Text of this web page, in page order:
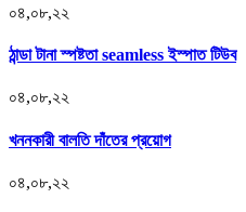
০৪,০৮,২২
ঠান্ডা টানা স্পষ্টতা seamless ইস্পাত টিউব
০৪,০৮,২২
খননকারী বালতি দাঁতের প্রয়োগ
০৪,০৮,২২